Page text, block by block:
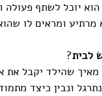
יוכל לשתף פעולה
מרתיע ומראים לו
לבית?
מאיך שהילד יקבל את
ונבין כיצד